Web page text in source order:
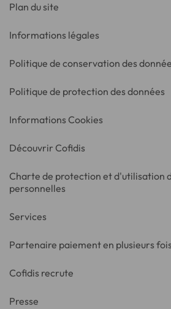
Plan du site
Informations légales
Politique de conservation des
Politique de protection des données
Informations Cookies
Découvrir Cofidis
Charte de protection et d'utilisation
personnelles
Services
Partenaire paiement en plusieurs fois
Cofidis recrute
Presse